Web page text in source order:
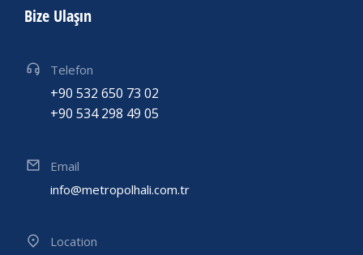
Bize Ulaşın
Telefon
+90 532 650 73 02
+90 534 298 49 05
Email
info@metropolhali.com.tr
Location